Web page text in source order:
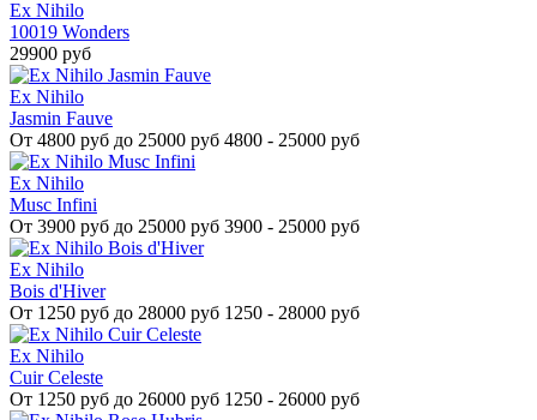
Ex Nihilo
10019 Wonders
29900 руб
Ex Nihilo
Jasmin Fauve
От 4800 руб до 25000 руб 4800 - 25000 руб
Ex Nihilo
Musc Infini
От 3900 руб до 25000 руб 3900 - 25000 руб
Ex Nihilo
Bois d'Hiver
От 1250 руб до 28000 руб 1250 - 28000 руб
Ex Nihilo
Cuir Celeste
От 1250 руб до 26000 руб 1250 - 26000 руб